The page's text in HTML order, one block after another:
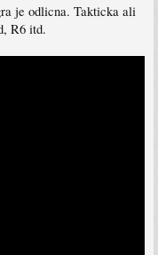
je odlicna. Takticka ali
R6 itd.